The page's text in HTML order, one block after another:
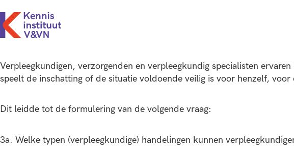
Verpleegkundigen, verzorgenden en verpleegkundig specialisten
speelt de inschatting of de situatie voldoende veilig is voor henzelf,
Dit leidde tot de formulering van de volgende vraag:
3a. Welke typen (verpleegkundige) handelingen kunnen